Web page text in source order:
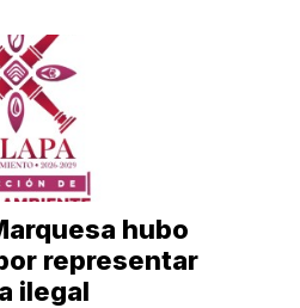
hubo
representar
ilegal